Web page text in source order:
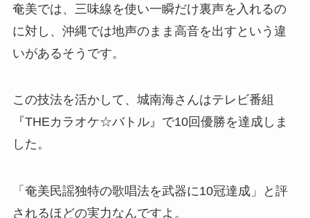
奄美では、三味線を使い一瞬だけ裏声を入れるの
に対し、沖縄では地声のまま高音を出すという違
いがあるそうです。
この技法を活かして、城南海さんはテレビ番組
『THEカラオケ☆バトル』で10回優勝を達成しま
した。
「奄美民謡独特の歌唱法を武器に10冠達成」と評
されるほどの実力なんですよ。